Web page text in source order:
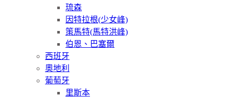
琉森
因特拉根(少女峰)
策馬特(馬特洪峰)
伯恩、巴塞爾
西班牙
奧地利
葡萄牙
里斯本